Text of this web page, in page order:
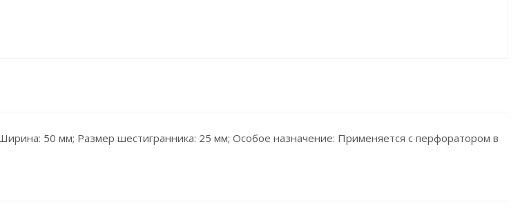
50 мм; Размер шестигранника: 25 мм; Особое назначение: Применяется с перфоратором в